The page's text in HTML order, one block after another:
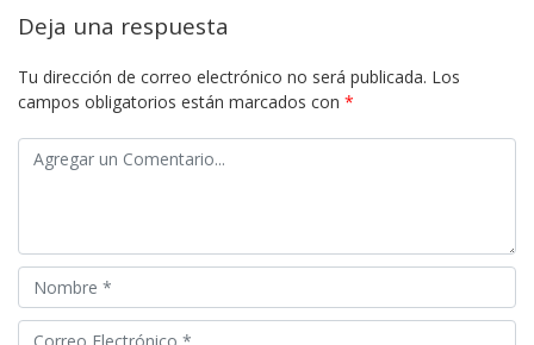
Deja una respuesta
Tu dirección de correo electrónico no será publicada. Los
campos obligatorios están marcados con *